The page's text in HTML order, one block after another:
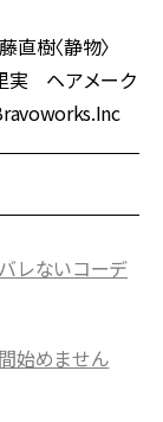
直樹〈静物〉
実 ヘアメーク
レないコーデ
始めません